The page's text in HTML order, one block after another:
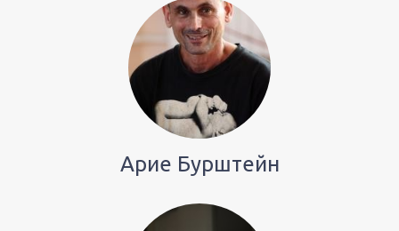
Арие Бурштейн